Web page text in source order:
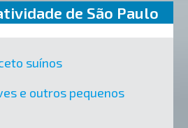
de São Paulo
suínos
e outros pequenos